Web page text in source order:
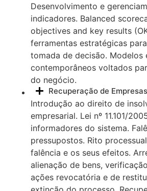
Desenvolvimento e
indicadores. Balanced
objectives and key results
ferramentas estratégicas
tomada de decisão. Modelos
contemporâneos voltados
do negócio.
Recuperação de Empresas
Introdução ao direito de
empresarial. Lei nº 11.101/
informadores do sistema.
pressupostos. Rito
falência e os seus efeitos.
alienação de bens,
ações revocatória e de